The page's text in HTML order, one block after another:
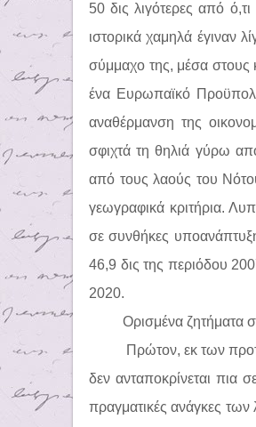
50 δις λιγότερες από
ιστορικά χαμηλά έγιναν
σύμμαχο της, μέσα στους
ένα Ευρωπαϊκό
αναθέρμανση της
σφιχτά τη θηλιά γύρω
από τους λαούς του
γεωγραφικά κριτήρια.
σε συνθήκες
46,9 δις της περιόδου
2020.
Ορισμένα ζητήματα
Πρώτον, εκ των
δεν ανταποκρίνεται πια
πραγματικές ανάγκες